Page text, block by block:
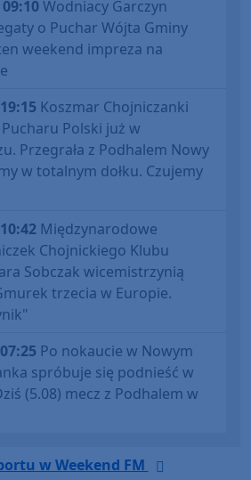
09:10Wodniacy Garczyn
o Puchar Wójta Gminy
weekend impreza na
19:15 Koszmar Chojniczanki
Polski już w
Przegrała z Podhalem Nowy
w totalnym dołku. Czujemy
10:42 Międzynarodowe
Chojnickiego Klubu
Sobczak wicemistrzynią
trzecia w Europie.
07:25 Po nokaucie w Nowym
spróbuje się podnieść w
(5.08) mecz z Podhalem w
w Weekend FM